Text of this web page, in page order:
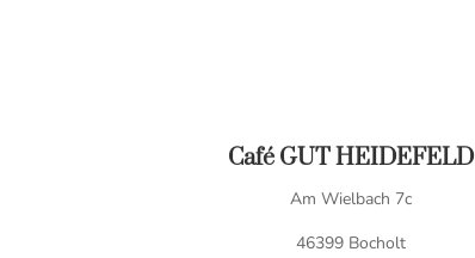
Café GUT HEIDEFELD
Am Wielbach 7c
46399 Bocholt